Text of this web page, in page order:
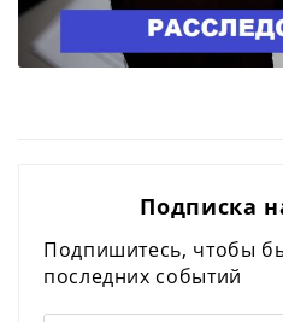
Подписка
Подпишитесь, чтобы
последних событий